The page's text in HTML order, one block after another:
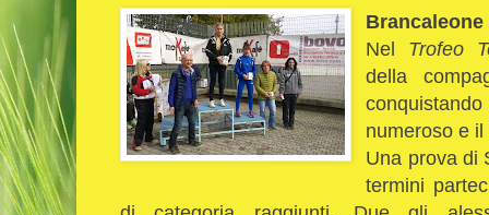
Brancaleone
Nel Trofeo
della
numeroso e
Una prova di
termini